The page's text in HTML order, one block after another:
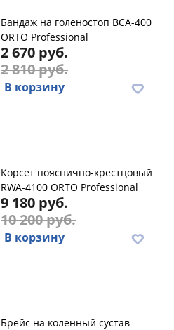
Бандаж на голеностоп BCA-400
ORTO Professional
2 670 руб.
2 810 руб.
В корзину
Корсет пояснично-крестцовый
RWA-4100 ORTO Professional
9 180 руб.
10 200 руб.
В корзину
Брейс на коленный сустав